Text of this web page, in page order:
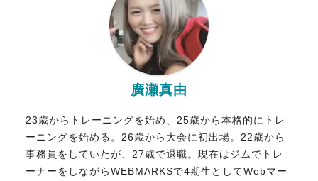
廣瀬真由
23歳からトレーニングを始め、25歳から本格的にトレ
ーニングを始める。26歳から大会に初出場。22歳から
事務員をしていたが、27歳で退職。現在はジムでトレ
ーナーをしながらWEBMARKSで4期生としてWebマー